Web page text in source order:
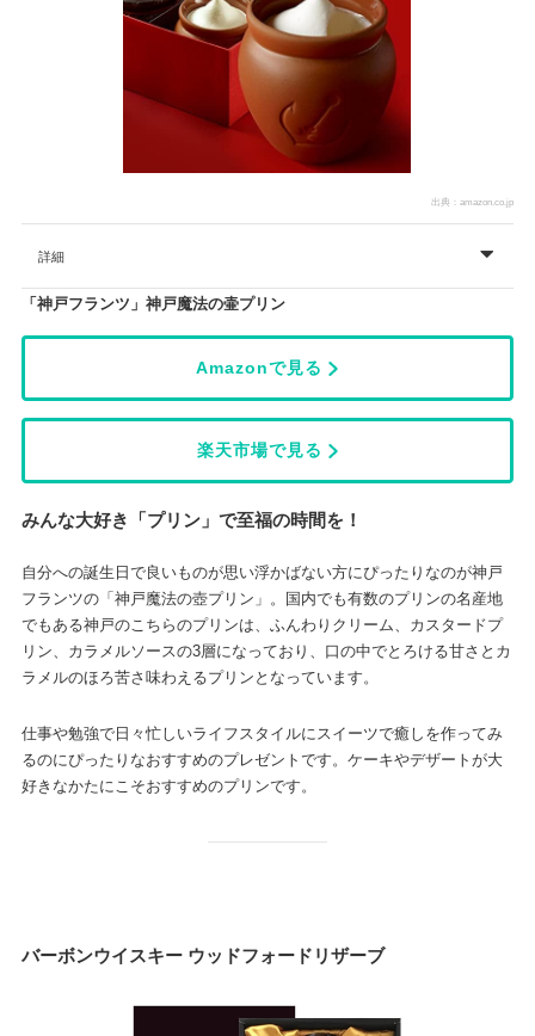
出典：amazon.co.jp
詳細
「神戸フランツ」神戸魔法の壷プリン
Amazonで見る
楽天市場で見る
みんな大好き「プリン」で至福の時間を！
自分への誕生日で良いものが思い浮かばない方にぴったりなのが神戸
フランツの「神戸魔法の壺プリン」。国内でも有数のプリンの名産地
でもある神戸のこちらのプリンは、ふんわりクリーム、カスタードプ
リン、カラメルソースの3層になっており、口の中でとろける甘さとカ
ラメルのほろ苦さ味わえるプリンとなっています。
仕事や勉強で日々忙しいライフスタイルにスイーツで癒しを作ってみ
るのにぴったりなおすすめのプレゼントです。ケーキやデザートが大
好きなかたにこそおすすめのプリンです。
バーボンウイスキー ウッドフォードリザーブ